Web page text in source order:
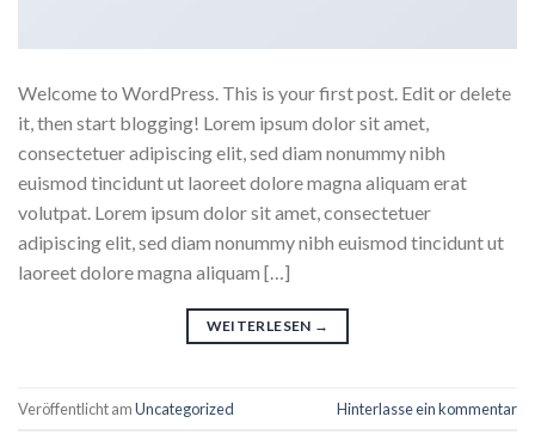
Welcome to WordPress. This is your first post. Edit or delete
it, then start blogging! Lorem ipsum dolor sit amet,
consectetuer adipiscing elit, sed diam nonummy nibh
euismod tincidunt ut laoreet dolore magna aliquam erat
volutpat. Lorem ipsum dolor sit amet, consectetuer
adipiscing elit, sed diam nonummy nibh euismod tincidunt ut
laoreet dolore magna aliquam […]
WEITERLESEN →
Veröffentlicht amUncategorized Hinterlasse ein kommentar